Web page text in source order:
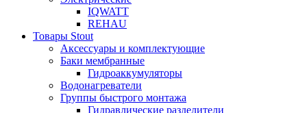
IQWATT
REHAU
Товары Stout
Аксессуары и комплектующие
Баки мембранные
Гидроаккумуляторы
Водонагреватели
Группы быстрого монтажа
Гидравлические разделители